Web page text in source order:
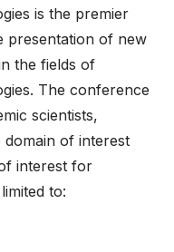
is the premier
presentation of new
the fields of
The conference
scientists,
of interest
interest for
to: